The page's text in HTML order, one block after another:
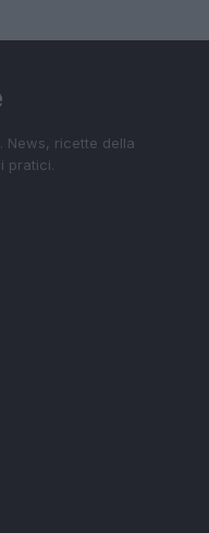
News, ricette della
pratici.